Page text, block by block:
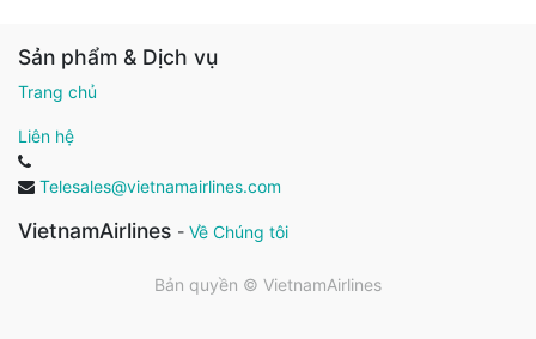
Sản phẩm & Dịch vụ
Trang chủ
Liên hệ
Telesales@vietnamairlines.com
VietnamAirlines - Về Chúng tôi
Bản quyền © VietnamAirlines